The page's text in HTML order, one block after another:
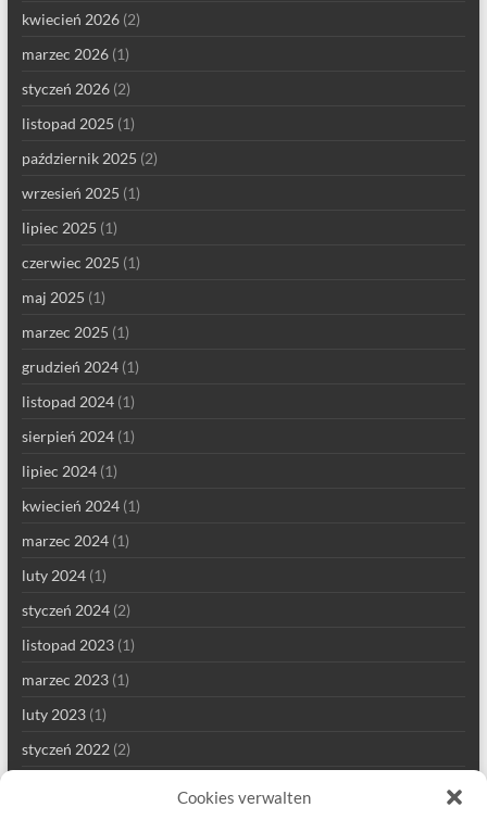
Cookies verwalten
kwiecień 2026(2)
marzec 2026(1)
styczeń 2026(2)
listopad 2025 (1)
październik 2025 (2)
wrzesień 2025 (1)
lipiec 2025 (1)
czerwiec 2025 (1)
maj 2025 (1)
marzec 2025 (1)
grudzień 2024(1)
listopad 2024(1)
sierpień 2024(1)
lipiec 2024(1)
kwiecień 2024(1)
marzec 2024(1)
luty 2024(1)
styczeń 2024(2)
listopad 2023(1)
marzec 2023(1)
luty 2023(1)
styczeń 2022(2)